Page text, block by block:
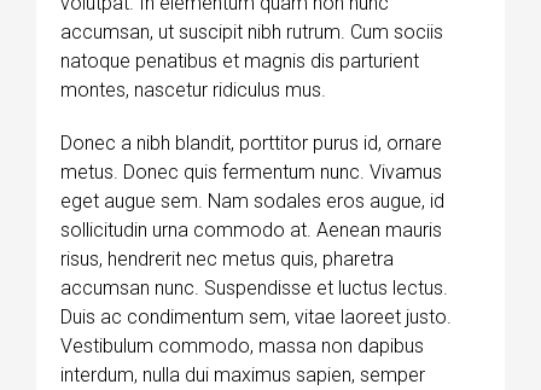
accumsan, ut suscipit nibh rutrum. Cum sociis
natoque penatibus et magnis dis parturient
montes, nascetur ridiculus mus.
Donec a nibh blandit, porttitor purus id, ornare
metus. Donec quis fermentum nunc. Vivamus
eget augue sem. Nam sodales eros augue, id
sollicitudin urna commodo at. Aenean mauris
risus, hendrerit nec metus quis, pharetra
accumsan nunc. Suspendisse et luctus lectus.
Duis ac condimentum sem, vitae laoreet justo.
Vestibulum commodo, massa non dapibus
interdum, nulla dui maximus sapien, semper